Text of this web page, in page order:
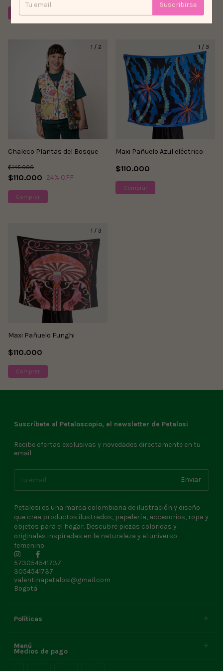
Comprar
1 / 2
Chaleco Plantas del Bosque
$110.000
$145.000
24% OFF
Comprar
1 / 3
Maxi Pañuelo Azul eléctrico
$110.000
1 / 3
Maxi Pañuelo Funghi
$110.000
Suscríbete al Petaloscopio, el newsletter de Petalosi
Recibe ofertas exclusivas y novedades directamente en tu
email.
Petalosi es una marca colombiana de ilustración y diseño
que crea productos ilustrados, papelería, accesorios, ropa y
objetos para el hogar. Descubre piezas coloridas y
originales inspiradas en la naturaleza y el universo
femenino.
573054541737
3054541737
valentinapetalosi@gmail.com
Bogotá
Políticas
Menú
Medios de pago
Suscribirse